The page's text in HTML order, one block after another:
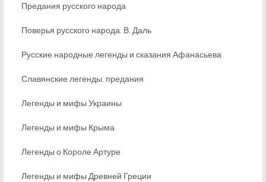
Предания русского народа
Поверья русского народа. В. Даль
Русские народные легенды и сказания Афанасьева
Славянские легенды, предания
Легенды и мифы Украины
Легенды и мифы Крыма
Легенды о Короле Артуре
Легенды и мифы Древней Греции